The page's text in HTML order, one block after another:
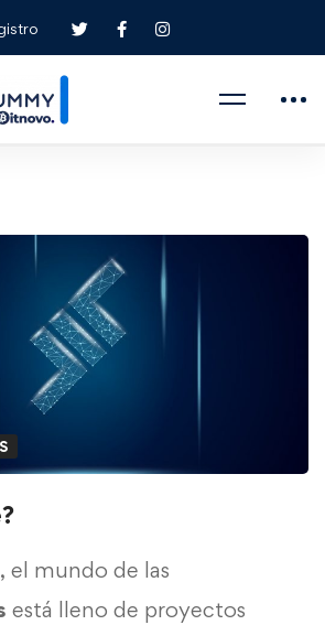
el mundo de las
está lleno de proyectos